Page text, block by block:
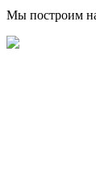
Мы построим